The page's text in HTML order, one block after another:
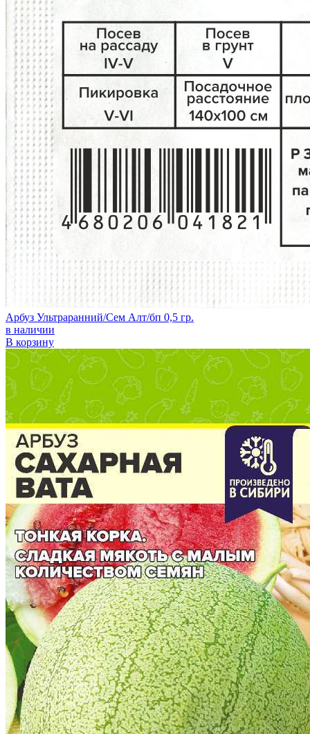
Арбуз Ультраранний/Сем Алт/бп 0,5 гр.
в наличии
В корзину